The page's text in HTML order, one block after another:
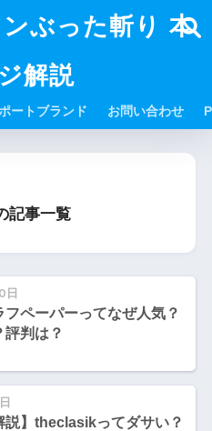
ぶった斬り 本
解説
ートブランド お問い合わせ
記事一覧
日
フペーパーってなぜ人気？
評判は？
説】theclasikってダサい？